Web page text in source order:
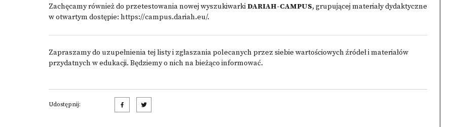
Zachęcamy również do przetestowania nowej wyszukiwarki DARIAH-CAMPUS, grupującej materiały dydaktyczne
w otwartym dostępie: https://campus.dariah.eu/.
Zapraszamy do uzupełnienia tej listy i zgłaszania polecanych przez siebie wartościowych źródeł i materiałów
przydatnych w edukacji. Będziemy o nich na bieżąco informować.
Udostępnij: